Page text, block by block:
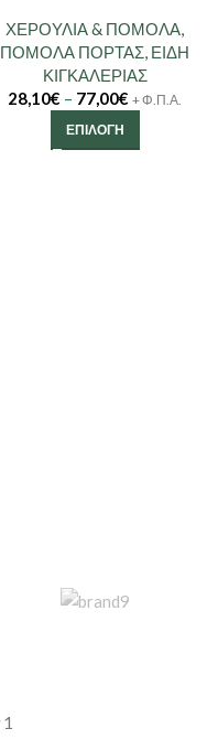
ΧΕΡΟΥΛΙΑ & ΠΟΜΟΛΑ,
ΠΟΜΟΛΑ ΠΟΡΤΑΣ, ΕΙΔΗ
ΚΙΓΚΑΛΕΡΙΑΣ
28,10€ – 77,00€ + Φ.Π.Α.
ΕΠΙΛΟΓΉ